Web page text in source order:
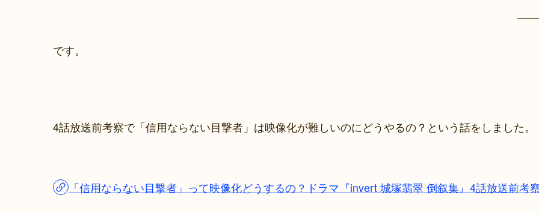
です。
4話放送前考察で「信用ならない目撃者」は映像化が難しいのにどうやるの？という話をしました。
「信用ならない目撃者」って映像化どうするの？ドラマ『invert 城塚翡翠 倒叙集』4話放送前考